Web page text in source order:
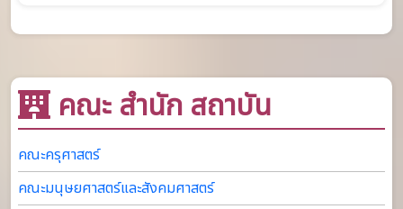
คณะ สำนัก สถาบัน
คณะครุศาสตร์
คณะมนุษยศาสตร์และสังคมศาสตร์